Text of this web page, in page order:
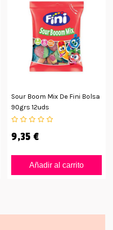
Sour Boom Mix De Fini Bolsa
90grs 12uds
9,35 €
Añadir al carrito